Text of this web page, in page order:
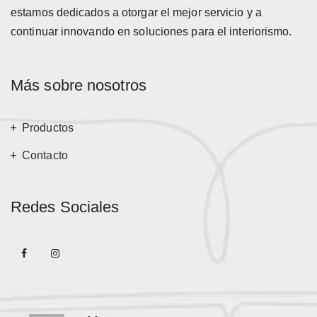
estamos dedicados a otorgar el mejor servicio y a
continuar innovando en soluciones para el interiorismo.
Más sobre nosotros
Productos
Contacto
Redes Sociales